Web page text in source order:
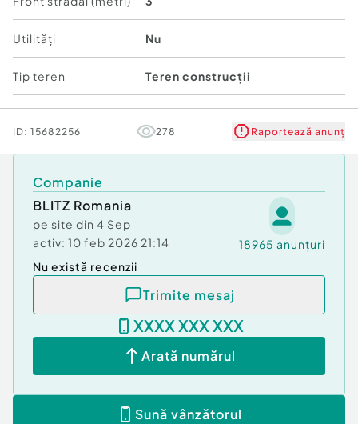
Utilități Nu
Tip teren Teren construcții
ID: 15682256 278 Raportează anunț
Companie
BLITZ Romania
pe site din 4 Sep
activ: 10 feb 2026 21:14 18965 anunțuri
Nu există recenzii
Trimite mesaj
XXXX XXX XXX
Arată numărul
Sună vânzătorul